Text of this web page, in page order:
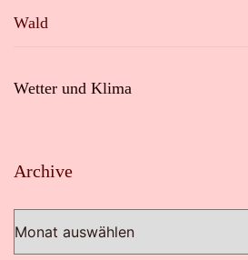
Wald
Wetter und Klima
Archive